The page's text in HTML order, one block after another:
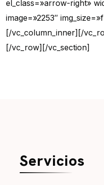
el_class=»arrow-right»
image=»2253″
[/vc_column_inner][/
[/vc_row][/vc_section]
Servicios